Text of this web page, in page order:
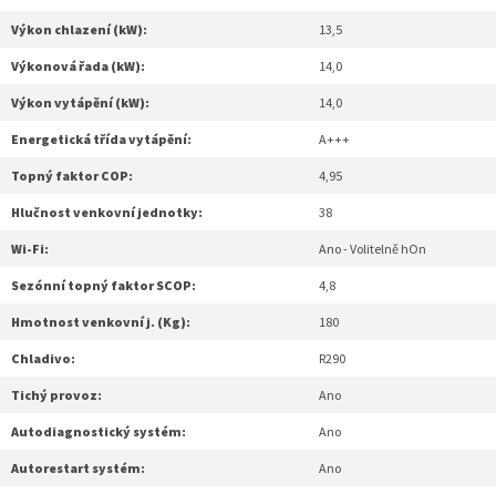
Výkon chlazení (kW): 13,5
Výkonová řada (kW): 14,0
Výkon vytápění (kW): 14,0
Energetická třída vytápění: A+++
Topný faktor COP: 4,95
Hlučnost venkovní jednotky: 38
Wi-Fi: Ano - Volitelně hOn
Sezónní topný faktor SCOP: 4,8
Hmotnost venkovní j. (Kg): 180
Chladivo: R290
Tichý provoz: Ano
Autodiagnostický systém: Ano
Autorestart systém: Ano